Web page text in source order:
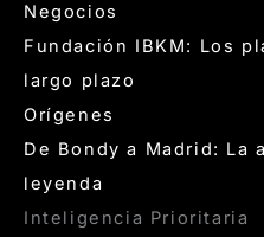
Negocios
Fundación IBKM: Los
largo plazo
Orígenes
De Bondy a Madrid: La
leyenda
Inteligencia Prioritaria